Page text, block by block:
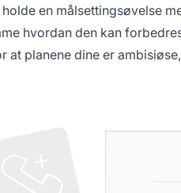
holde en målsettingsøvelse
hvordan den kan
at planene dine er